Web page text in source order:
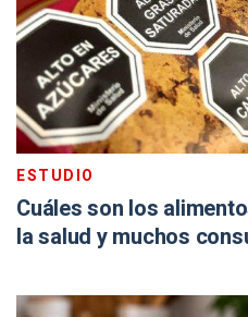
ESTUDIO
Cuáles son los
la salud y muchos